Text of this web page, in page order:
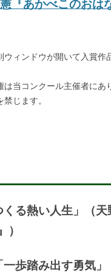
『あかべこのおは
ィンドウが開いて入賞作
当コンクール主催者にあ
じます。
くる熱い人生」（天
）
一歩踏み出す勇気」